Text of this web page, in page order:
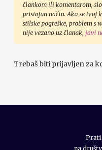
člankom ili komentarom,
pristojan način. Ako se tvoj
stilske pogreške, problem s
nije vezano uz članak, javi
Trebaš biti prijavljen za
Prati
na